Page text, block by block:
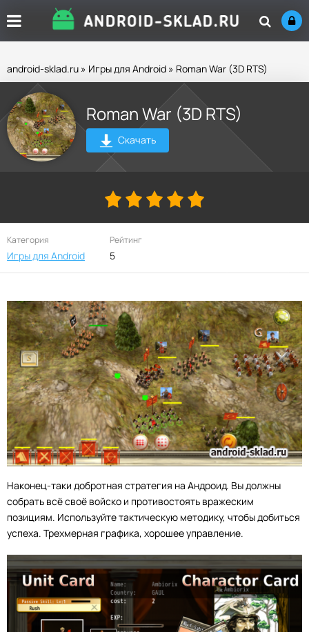
android-sklad.ru » Игры для Android » Roman War (3D RTS)
Roman War (3D RTS)
Скачать
Категория
Игры для Android
Рейтинг
5
Наконец-таки добротная стратегия на Андроид. Вы должны
собрать всё своё войско и противостоять вражеским
позициям. Используйте тактическую методику, чтобы добиться
успеха. Трехмерная графика, хорошее управление.